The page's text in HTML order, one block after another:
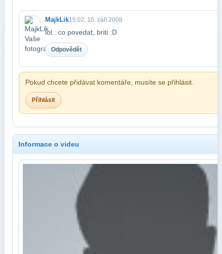
MajkLik15:02, 10. září 2008
lol.. co povedat, briti :D
Odpovědět
Pokud chcete přidávat komentáře, musíte se přihlásit.
Přihlásit
Informace o videu